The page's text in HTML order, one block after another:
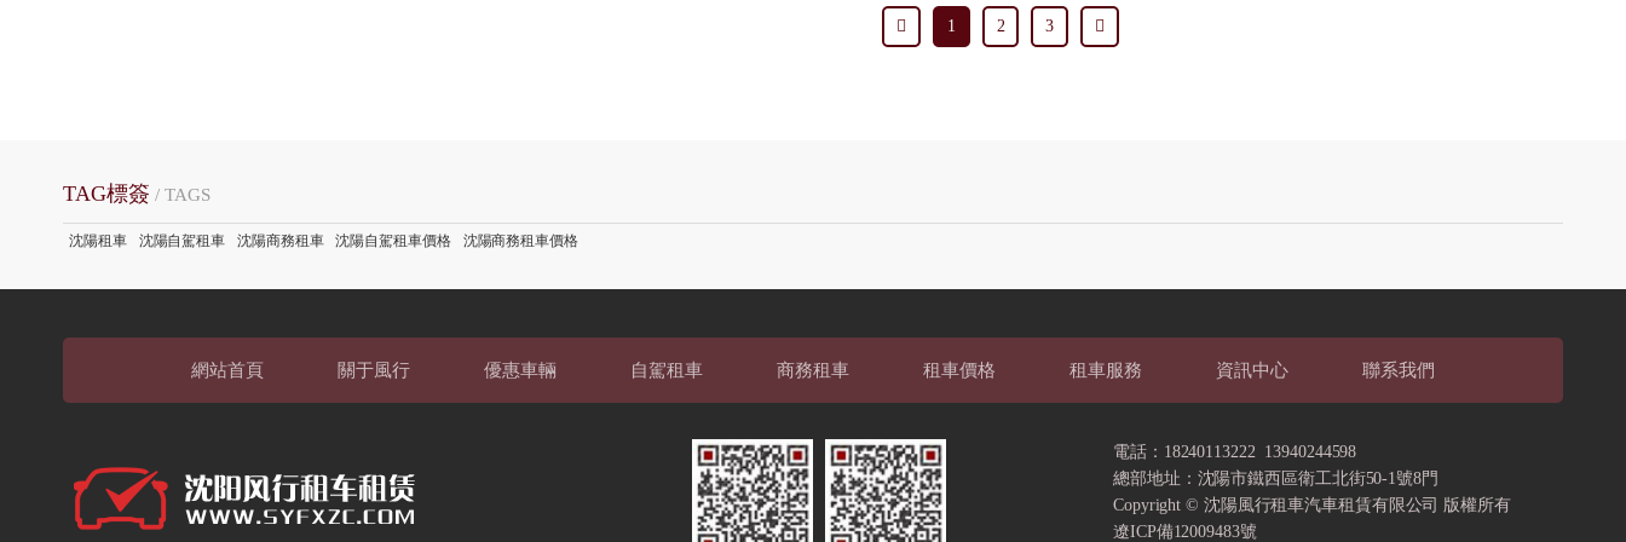
1 2 3
TAG標簽/ TAGS
沈陽租車 沈陽自駕租車 沈陽商務租車 沈陽自駕租車價格 沈陽商務租車價格
網站首頁 關于風行 優惠車輛 自駕租車 商務租車 租車價格 租車服務 資訊中心 聯系我們
電話：18240113222 13940244598
總部地址： 沈陽市鐵西區衛工北街50-1號8門
Copyright © 沈陽風行租車汽車租賃有限公司 版權所有
遼ICP備12009483號